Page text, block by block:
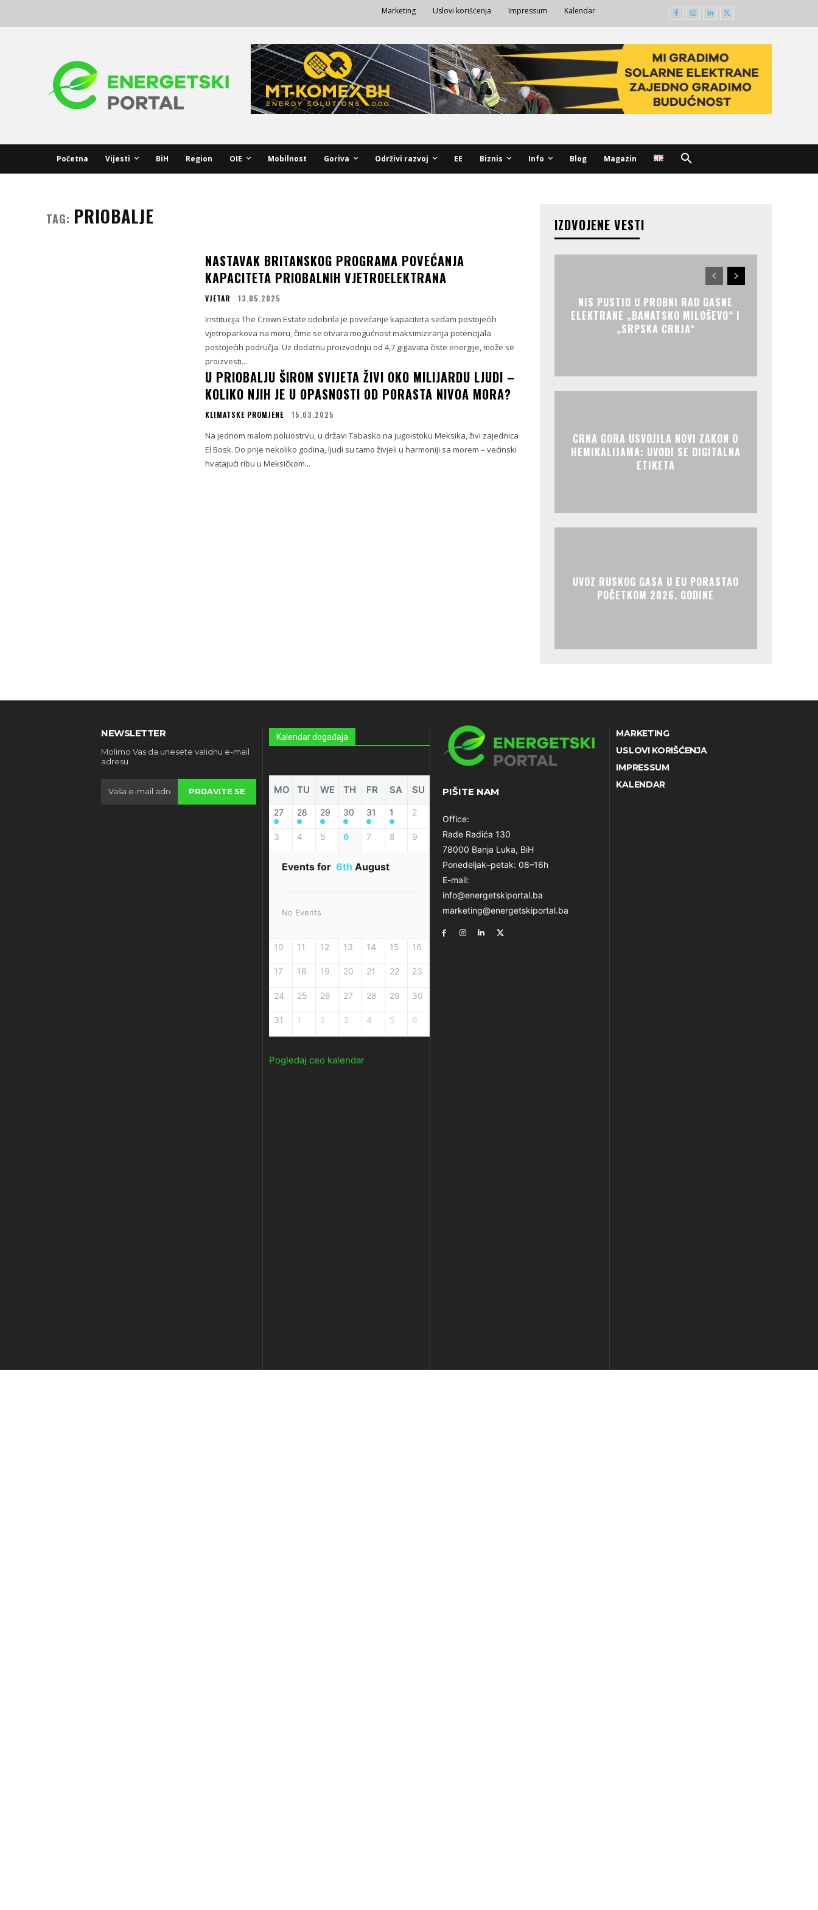
Marketing Uslovi korišćenja Impressum Kalendar
Početna Vijesti BiH Region OIE Mobilnost Goriva Održivi razvoj EE Biznis Info Blog Magazin
TAG: PRIOBALJE
NASTAVAK BRITANSKOG PROGRAMA POVEĆANJA
KAPACITETA PRIOBALNIH VJETROELEKTRANA
VJETAR 13.05.2025
Institucija The Crown Estate odobrila je povećanje kapaciteta sedam postojećih
vjetroparkova na moru, čime se otvara mogućnost maksimiziranja potencijala
postojećih područja. Uz dodatnu proizvodnju od 4,7 gigavata čiste energije, može se
proizvesti...
U PRIOBALJU ŠIROM SVIJETA ŽIVI OKO MILIJARDU LJUDI –
KOLIKO NJIH JE U OPASNOSTI OD PORASTA NIVOA MORA?
KLIMATSKE PROMJENE 15.03.2025
Na jednom malom poluostrvu, u državi Tabasko na jugoistoku Meksika, živi zajednica
El Bosk. Do prije nekoliko godina, ljudi su tamo živjeli u harmoniji sa morem – većinski
hvatajući ribu u Meksičkom...
IZDVOJENE VESTI
NIS PUSTIO U PROBNI RAD GASNE
ELEKTRANE „BANATSKO MILOŠEVO“ I
„SRPSKA CRNJA“
CRNA GORA USVOJILA NOVI ZAKON O
HEMIKALIJAMA: UVODI SE DIGITALNA
ETIKETA
UVOZ RUSKOG GASA U EU PORASTAO
POČETKOM 2026. GODINE
NEWSLETTER
Molimo Vas da unesete validnu e-mail
adresu
PRIJAVITE SE
Kalendar događaja
MO TU WE TH FR SA SU
27 28 29 30 31 1 2
3 4 5 6 7 8 9
Events for 6th August
No Events
10 11 12 13 14 15 16
17 18 19 20 21 22 23
24 25 26 27 28 29 30
31 1 2 3 4 5 6
Pogledaj ceo kalendar
PIŠITE NAM
Office:
Rade Radića 130
78000 Banja Luka, BiH
Ponedeljak–petak: 08–16h
E-mail:
info@energetskiportal.ba
marketing@energetskiportal.ba
MARKETING
USLOVI KORIŠĆENJA
IMPRESSUM
KALENDAR